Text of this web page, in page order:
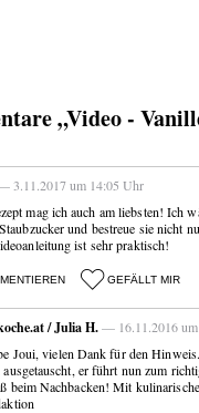
„Video -
3.11.2017 um 14:05 Uhr
mag ich auch am liebsten! Ich
und bestreue sie nicht
ist sehr praktisch!
GEFÄLLT MIR
/ Julia H.— 16.11.2016
Joui, vielen Dank für den
ausgetauscht, er führt nun zum
beim Nachbacken! Mit